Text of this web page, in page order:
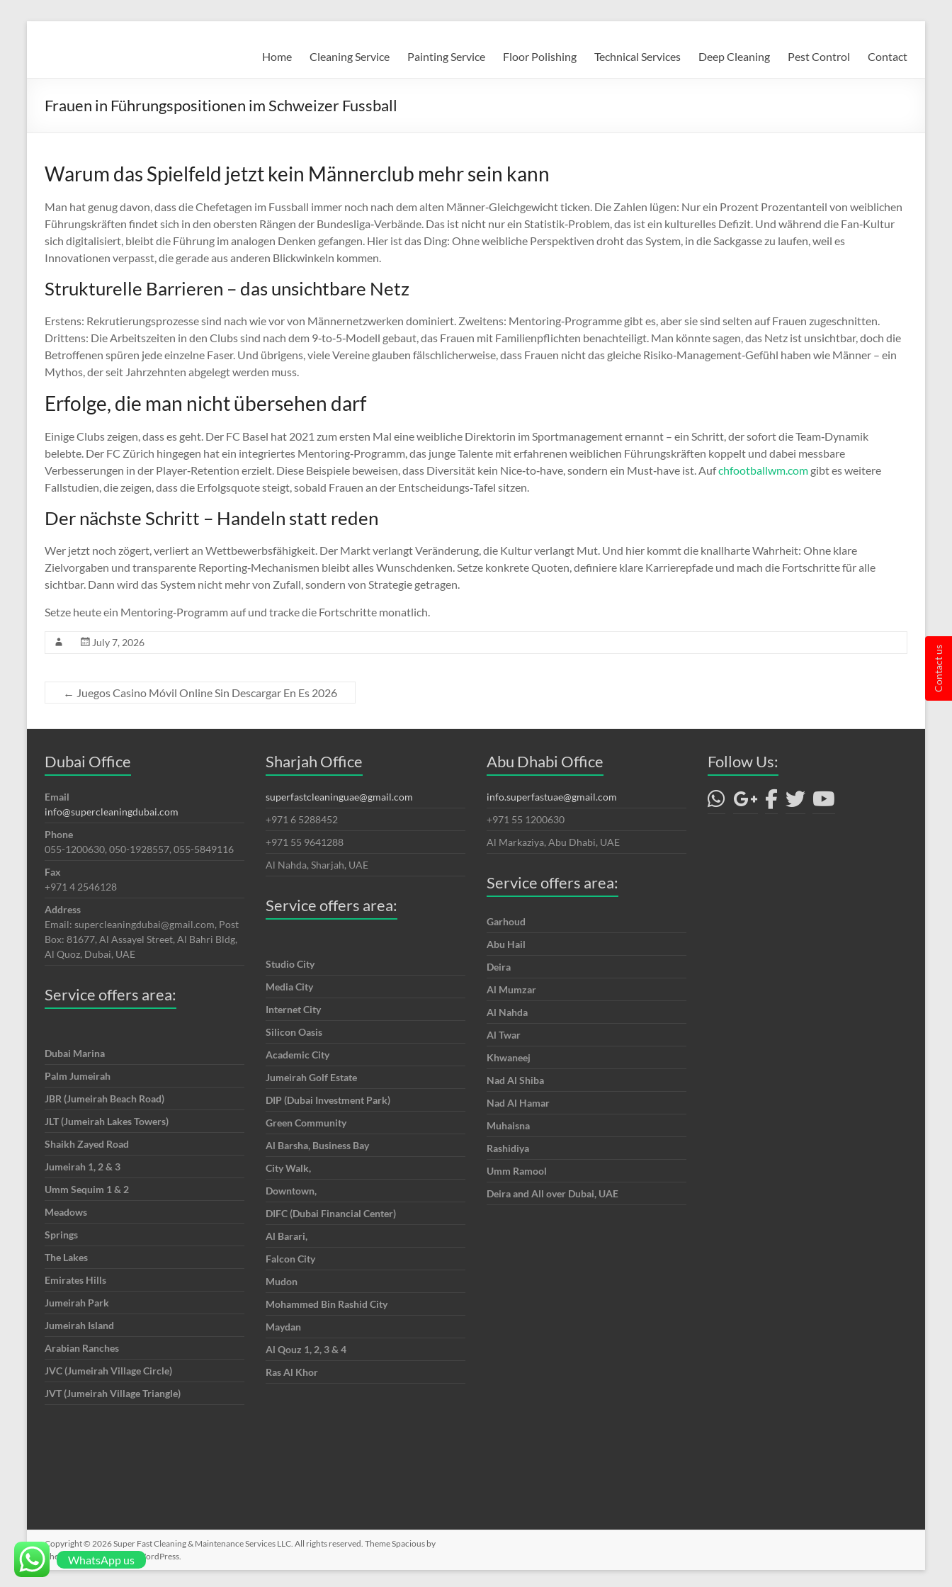
Cleaning
Maintenance
Services
LLC
Professional
&
Service
Dubai
Home Cleaning Service Painting Service Floor Polishing Technical Services Deep Cleaning Pest Control Contact
Frauen in Führungspositionen im Schweizer Fussball
Warum das Spielfeld jetzt kein Männerclub mehr sein kann
Man hat genug davon, dass die Chefetagen im Fussball immer noch nach dem alten Männer‑Gleichgewicht ticken. Die Zahlen lügen: Nur ein Prozent Prozentanteil von weiblichen
Führungskräften findet sich in den obersten Rängen der Bundesliga‑Verbände. Das ist nicht nur ein Statistik‑Problem, das ist ein kulturelles Defizit. Und während die Fan‑Kultur
sich digitalisiert, bleibt die Führung im analogen Denken gefangen. Hier ist das Ding: Ohne weibliche Perspektiven droht das System, in die Sackgasse zu laufen, weil es
Innovationen verpasst, die gerade aus anderen Blickwinkeln kommen.
Strukturelle Barrieren – das unsichtbare Netz
Erstens: Rekrutierungsprozesse sind nach wie vor von Männernetzwerken dominiert. Zweitens: Mentoring‑Programme gibt es, aber sie sind selten auf Frauen zugeschnitten.
Drittens: Die Arbeitszeiten in den Clubs sind nach dem 9‑to‑5‑Modell gebaut, das Frauen mit Familienpflichten benachteiligt. Man könnte sagen, das Netz ist unsichtbar, doch die
Betroffenen spüren jede einzelne Faser. Und übrigens, viele Vereine glauben fälschlicherweise, dass Frauen nicht das gleiche Risiko‑Management‑Gefühl haben wie Männer – ein
Mythos, der seit Jahrzehnten abgelegt werden muss.
Erfolge, die man nicht übersehen darf
Einige Clubs zeigen, dass es geht. Der FC Basel hat 2021 zum ersten Mal eine weibliche Direktorin im Sportmanagement ernannt – ein Schritt, der sofort die Team‑Dynamik
belebte. Der FC Zürich hingegen hat ein integriertes Mentoring‑Programm, das junge Talente mit erfahrenen weiblichen Führungskräften koppelt und dabei messbare
Verbesserungen in der Player‑Retention erzielt. Diese Beispiele beweisen, dass Diversität kein Nice‑to‑have, sondern ein Must‑have ist. Aufchfootballwm.com gibt es weitere
Fallstudien, die zeigen, dass die Erfolgsquote steigt, sobald Frauen an der Entscheidungs‑Tafel sitzen.
Der nächste Schritt – Handeln statt reden
Wer jetzt noch zögert, verliert an Wettbewerbsfähigkeit. Der Markt verlangt Veränderung, die Kultur verlangt Mut. Und hier kommt die knallharte Wahrheit: Ohne klare
Zielvorgaben und transparente Reporting‑Mechanismen bleibt alles Wunschdenken. Setze konkrete Quoten, definiere klare Karrierepfade und mach die Fortschritte für alle
sichtbar. Dann wird das System nicht mehr von Zufall, sondern von Strategie getragen.
Setze heute ein Mentoring‑Programm auf und tracke die Fortschritte monatlich.
July 7, 2026
← Juegos Casino Móvil Online Sin Descargar En Es 2026
Dubai Office
Email
info@supercleaningdubai.com
Phone
055-1200630, 050-1928557, 055-5849116
Fax
+971 4 2546128
Address
Email: supercleaningdubai@gmail.com, Post
Box: 81677, Al Assayel Street, Al Bahri Bldg,
Al Quoz, Dubai, UAE
Service offers area:
Dubai Marina
Palm Jumeirah
JBR (Jumeirah Beach Road)
JLT (Jumeirah Lakes Towers)
Shaikh Zayed Road
Jumeirah 1, 2 & 3
Umm Sequim 1 & 2
Meadows
Springs
The Lakes
Emirates Hills
Jumeirah Park
Jumeirah Island
Arabian Ranches
JVC (Jumeirah Village Circle)
JVT (Jumeirah Village Triangle)
Sharjah Office
superfastcleaninguae@gmail.com
+971 6 5288452
+971 55 9641288
Al Nahda, Sharjah, UAE
Service offers area:
Studio City
Media City
Internet City
Silicon Oasis
Academic City
Jumeirah Golf Estate
DIP (Dubai Investment Park)
Green Community
Al Barsha, Business Bay
City Walk,
Downtown,
DIFC (Dubai Financial Center)
Al Barari,
Falcon City
Mudon
Mohammed Bin Rashid City
Maydan
Al Qouz 1, 2, 3 & 4
Ras Al Khor
Abu Dhabi Office
info.superfastuae@gmail.com
+971 55 1200630
Al Markaziya, Abu Dhabi, UAE
Service offers area:
Garhoud
Abu Hail
Deira
Al Mumzar
Al Nahda
Al Twar
Khwaneej
Nad Al Shiba
Nad Al Hamar
Muhaisna
Rashidiya
Umm Ramool
Deira and All over Dubai, UAE
Follow Us:
Contact us
Copyright © 2026Super Fast Cleaning & Maintenance Services LLC. All rights reserved. ThemeSpacious by
ThemeGrill. Powered by:
WordPress.
WhatsApp us